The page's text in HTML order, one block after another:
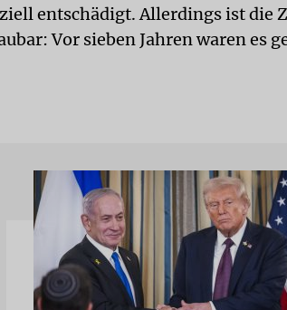
entschädigt. Allerdings ist die
Vor sieben Jahren waren es